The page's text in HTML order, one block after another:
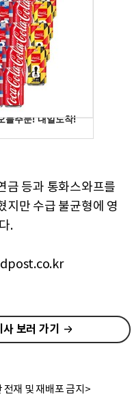
금 등과 통화스와프를
지만 수급 불균형에 영
.
보러 가기
재 및 재배포 금지>